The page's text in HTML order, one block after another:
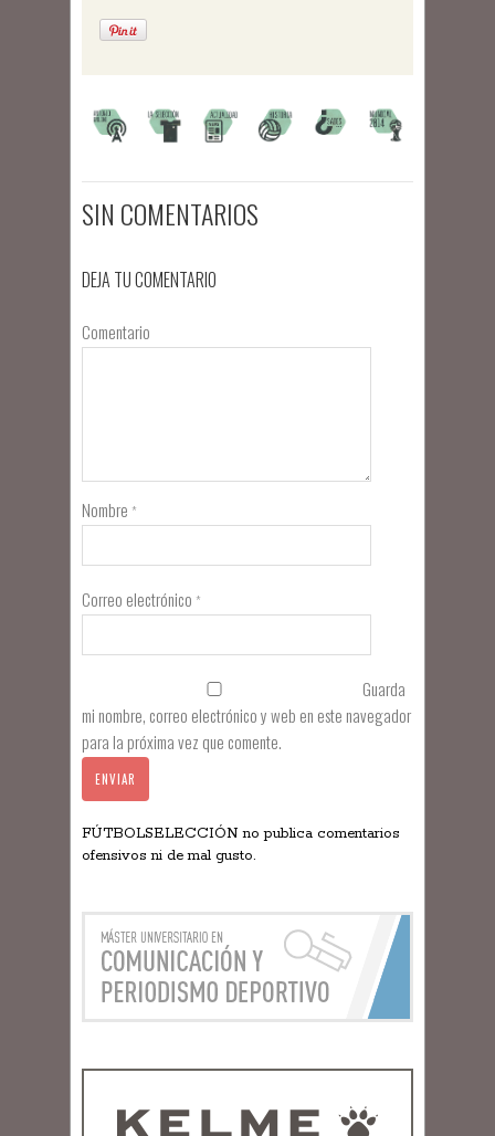
SIN COMENTARIOS
DEJA TU COMENTARIO
Comentario
Nombre *
Correo electrónico *
Guarda
mi nombre, correo electrónico y web en este navegador
para la próxima vez que comente.
FÚTBOLSELECCIÓN no publica comentarios
ofensivos ni de mal gusto.